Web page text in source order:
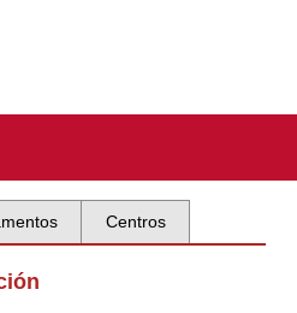
Centros